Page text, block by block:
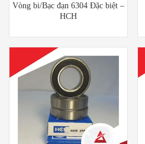
Vòng bi/Bạc đạn 6304 Đặc biệt –
HCH